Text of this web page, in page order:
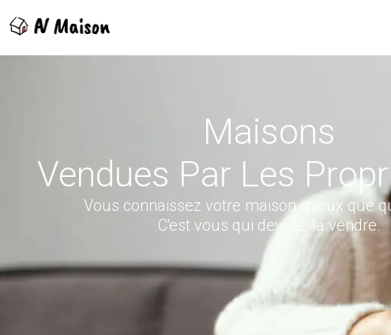
Maisons
Vendues Par Les
Vous connaissez votre maison mieux que
C'est vous qui devriez la vendre.